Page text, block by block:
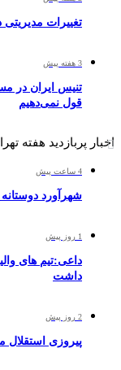
تغییرات مدیریتی
3 هفته پیش
تنیس ایران در
قول نمی‌دهیم
اخبار پربازدید هفته
4 ساعت پیش
شهرآورد دوستانه
1 روز پیش
داعی:تیم های
داشت
2 روز پیش
پیروزی استقلال